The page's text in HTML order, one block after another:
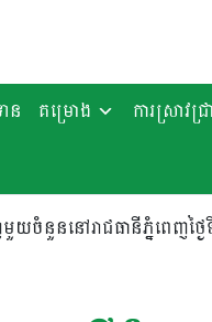
ន គម្រោង ការស្រាវជ្
មួយចំនួននៅរាជធានីភ្នំពេញ